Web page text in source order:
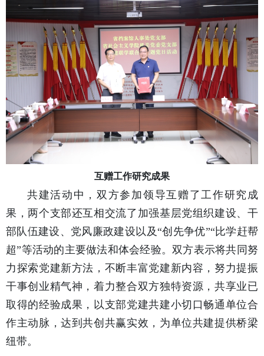
互赠工作研究成果
共建活动中，双方参加领导互赠了工作研究成
果，两个支部还互相交流了加强基层党组织建设、干
部队伍建设、党风廉政建设以及“创先争优”“比学赶帮
超”等活动的主要做法和体会经验。双方表示将共同努
力探索党建新方法，不断丰富党建新内容，努力提振
干事创业精气神，着力整合双方独特资源，共享业已
取得的经验成果，以支部党建共建小切口畅通单位合
作主动脉，达到共创共赢实效，为单位共建提供桥梁
纽带。